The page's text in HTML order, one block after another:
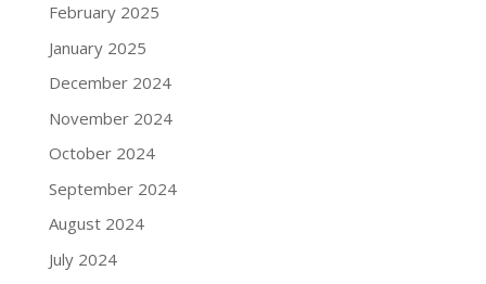
February 2025
January 2025
December 2024
November 2024
October 2024
September 2024
August 2024
July 2024